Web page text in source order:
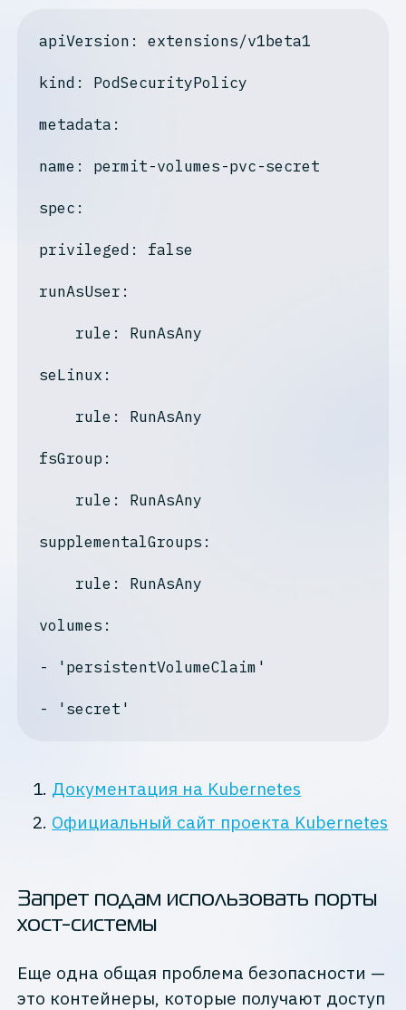
apiVersion : extensions/v1beta1
kind : PodSecurityPolicy
metadata:
name: permit-volumes-pvc-secret
spec:
privileged: false
runAsUser:
seLinux:
fsGroup:
supplementalGroups:
volumes:
- 'persistentVolumeClaim'
Документация на Kubernetes
Официальный сайт проекта Kubernetes
Запрет подам использовать порты
хост-системы
Еще одна общая проблема безопасности —
это контейнеры, которые получают доступ